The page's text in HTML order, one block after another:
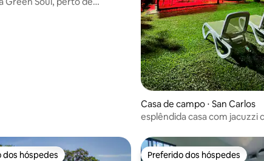
Casa de campo ⋅ San Carlos
esplêndida casa com jacuzzi
dos hóspedes Preferido dos hóspedes